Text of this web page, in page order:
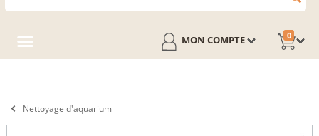
0
MON COMPTE
Nettoyage d'aquarium